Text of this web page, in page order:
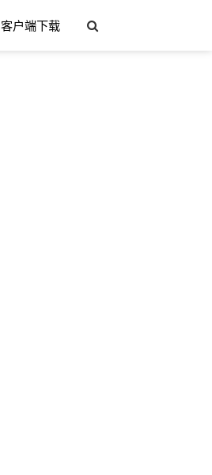
客户端下载